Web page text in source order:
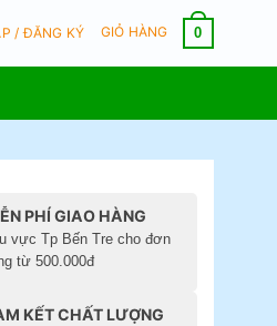
/ ĐĂNG KÝ GIỎ HÀNG 0
PHÍ GIAO HÀNG
vực Tp Bến Tre cho đơn
từ 500.000đ
KẾT CHẤT LƯỢNG